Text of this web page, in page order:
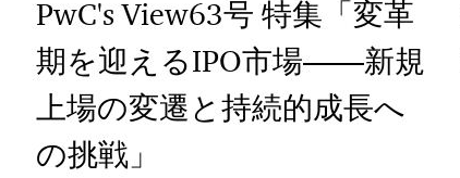
PwC's View63号 特集「変革
期を迎えるIPO市場――新規
上場の変遷と持続的成長へ
の挑戦」